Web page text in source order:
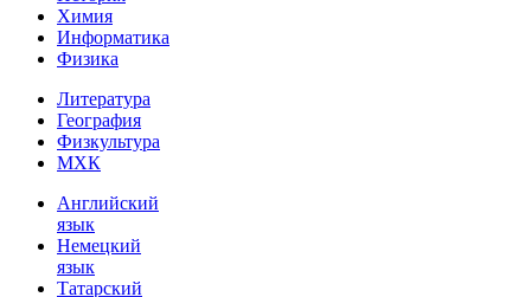
Химия
Информатика
Физика
Литература
География
Физкультура
МХК
Английский
язык
Немецкий
язык
Татарский